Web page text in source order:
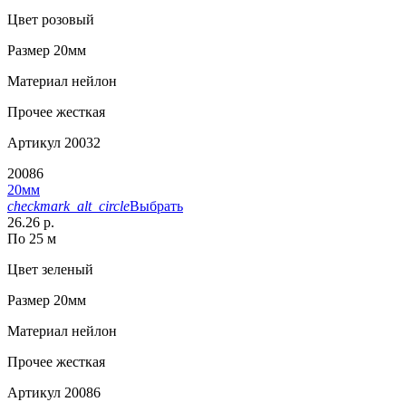
Цвет розовый
Размер 20мм
Материал нейлон
Прочее жесткая
Артикул 20032
20086
20мм
checkmark_alt_circleВыбрать
26.26 р.
По 25 м
Цвет зеленый
Размер 20мм
Материал нейлон
Прочее жесткая
Артикул 20086